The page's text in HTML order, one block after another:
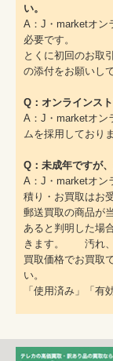
い。
A：J・marketオン
必要です。
とくに初回のお取
の添付をお願いし
Q：オンラインス
A：J・marketオン
ムを採用しておりま
Q：未成年ですが
A：J・marketオン
積り・お買取はお
郵送買取の商品が
あると判明した場
きます。 汚れ、
買取価格でお買取
い。
「使用済み」「有